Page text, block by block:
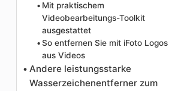
Mit praktischem
Videobearbeitungs-Toolkit
ausgestattet
So entfernen Sie mit iFoto Logos
aus Videos
Andere leistungsstarke
Wasserzeichenentferner zum